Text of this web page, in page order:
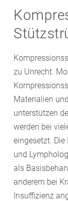
zu Unrecht.
Materialien
unterstützen
werden bei
eingesetzt.
und
als
anderem bei
Insuffizienz